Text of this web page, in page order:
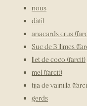
nous
dàtil
anacards crus
Suc de 3 llimes
llet de coco (farcit)
mel (farcit)
tija de vainilla
gerds